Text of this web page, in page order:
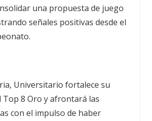
una propuesta de juego
señales positivas desde el
Universitario fortalece su
Top 8 Oro y afrontará las
con el impulso de haber